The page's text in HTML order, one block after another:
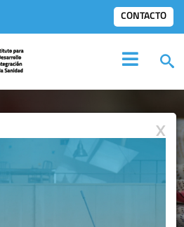
CONTACTO
X